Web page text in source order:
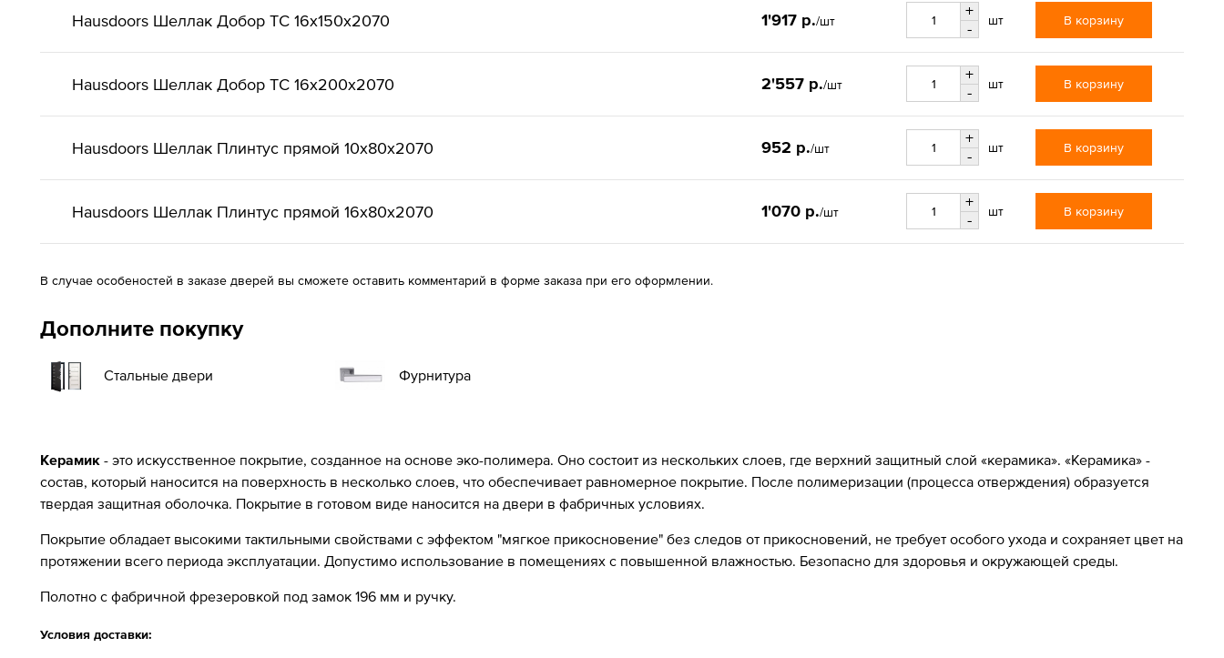
Hausdoors Шеллак Добор ТС 16x150x2070 1'917 р./шт
+
-
шт В корзину
Hausdoors Шеллак Добор ТС 16x200x2070 2'557 р./шт
+
-
шт В корзину
Hausdoors Шеллак Плинтус прямой 10x80x2070 952 р./шт
+
-
шт В корзину
Hausdoors Шеллак Плинтус прямой 16x80x2070 1'070 р./шт
+
-
шт В корзину
В случае особеностей в заказе дверей вы сможете оставить комментарий в форме заказа при его оформлении.
Дополните покупку
Стальные двери Фурнитура
Керамик - это искусственное покрытие, созданное на основе эко-полимера. Оно состоит из нескольких слоев, где верхний защитный слой «керамика». «Керамика» -
состав, который наносится на поверхность в несколько слоев, что обеспечивает равномерное покрытие. После полимеризации (процесса отверждения) образуется
твердая защитная оболочка. Покрытие в готовом виде наносится на двери в фабричных условиях.
Покрытие обладает высокими тактильными свойствами с эффектом "мягкое прикосновение" без следов от прикосновений, не требует особого ухода и сохраняет цвет на
протяжении всего периода эксплуатации. Допустимо использование в помещениях с повышенной влажностью. Безопасно для здоровья и окружающей среды.
Полотно с фабричной фрезеровкой под замок 196 мм и ручку.
Условия доставки: